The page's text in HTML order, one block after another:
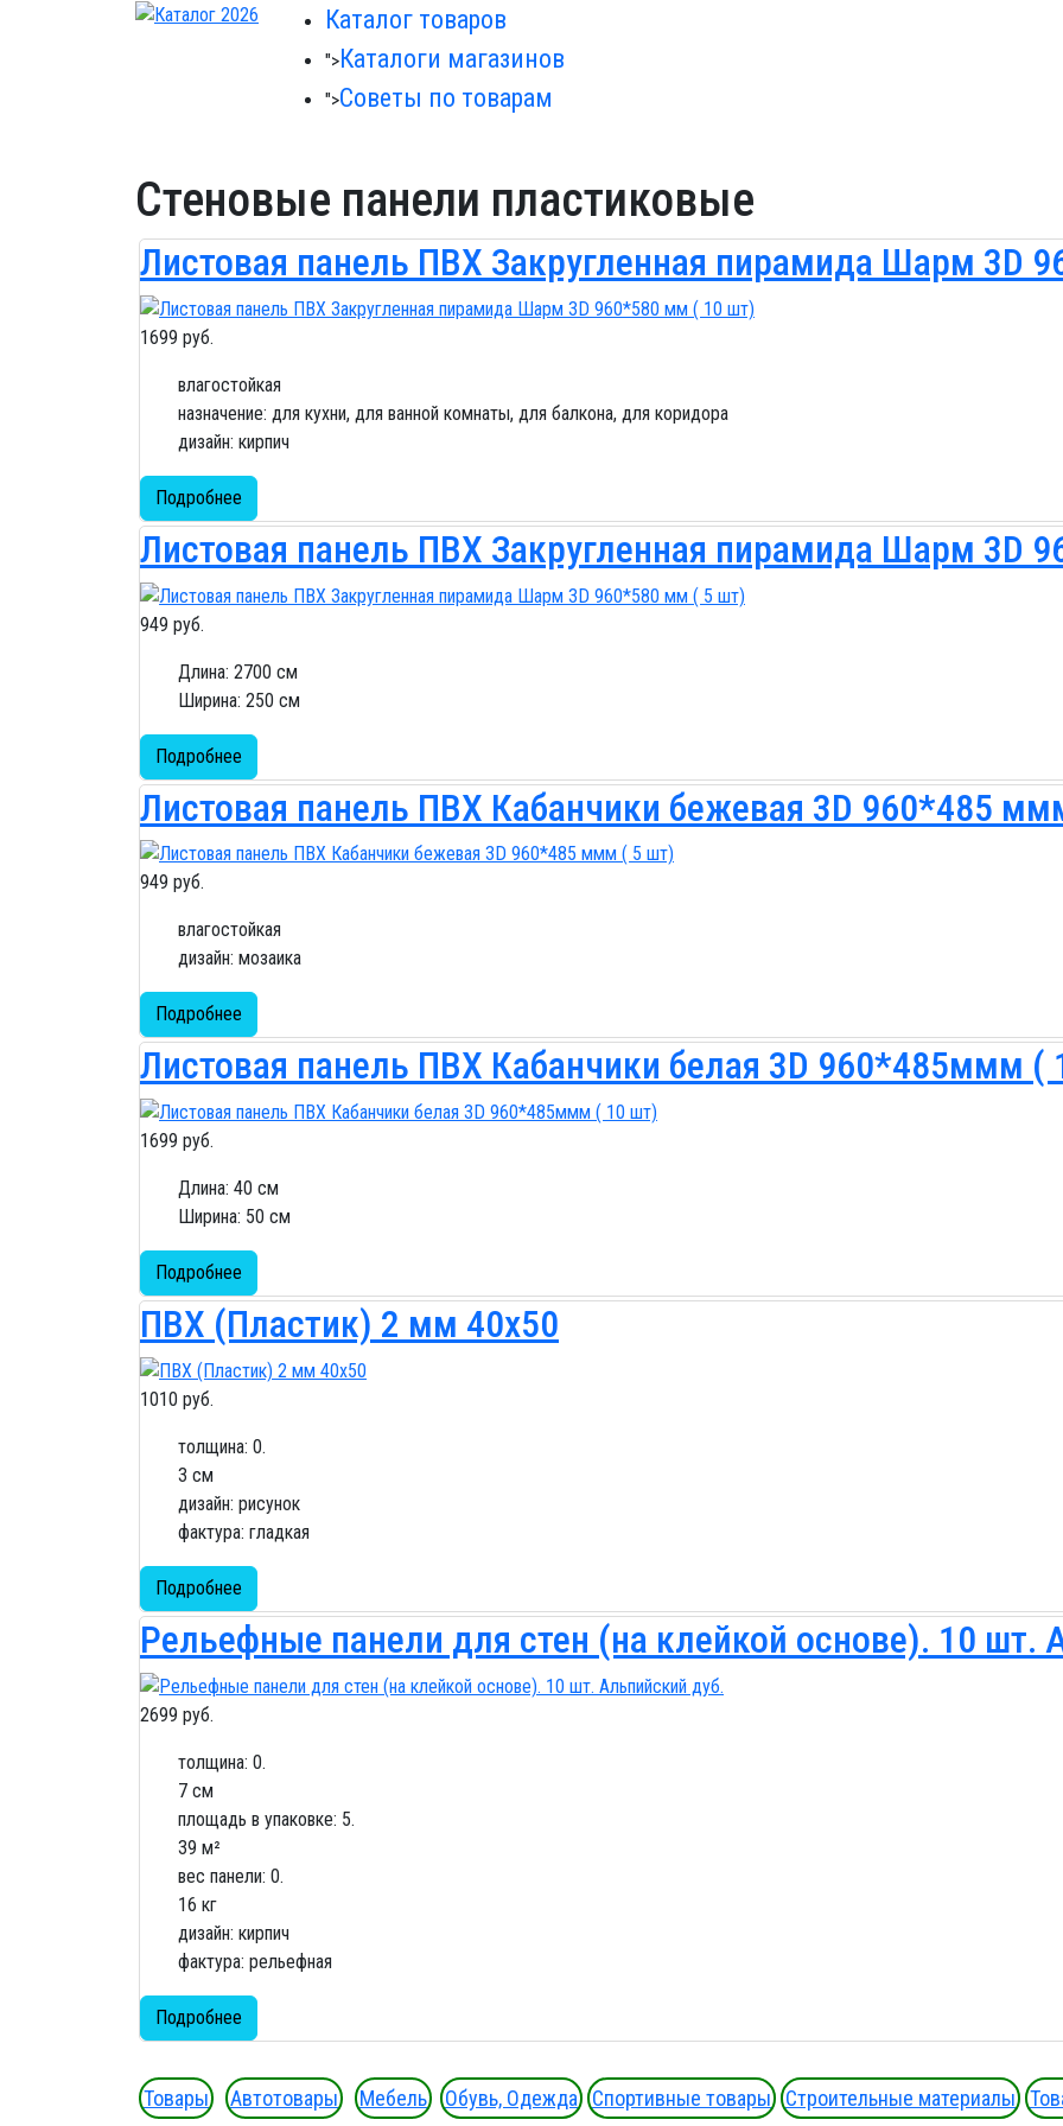
Каталог товаров
">Каталоги магазинов
">Советы по товарам
Стеновые панели пластиковые
Листовая панель ПВХ Закругленная пирамида Шарм 3D
1699 руб.
влагостойкая
назначение: для кухни, для ванной комнаты, для балкона, для коридора
дизайн: кирпич
Подробнее
Листовая панель ПВХ Закругленная пирамида Шарм 3D
949 руб.
Длина: 2700 см
Ширина: 250 см
Подробнее
Листовая панель ПВХ Кабанчики бежевая 3D 960*485
949 руб.
влагостойкая
дизайн: мозаика
Подробнее
Листовая панель ПВХ Кабанчики белая 3D 960*485ммм (
1699 руб.
Длина: 40 см
Ширина: 50 см
Подробнее
ПВХ (Пластик) 2 мм 40x50
1010 руб.
толщина: 0.
3 см
дизайн: рисунок
фактура: гладкая
Подробнее
Рельефные панели для стен (на клейкой основе). 10 шт.
2699 руб.
толщина: 0.
7 см
площадь в упаковке: 5.
39 м²
вес панели: 0.
16 кг
дизайн: кирпич
фактура: рельефная
Подробнее
Товары Автотовары Мебель Обувь, Одежда Спортивные товары Строительные материалы